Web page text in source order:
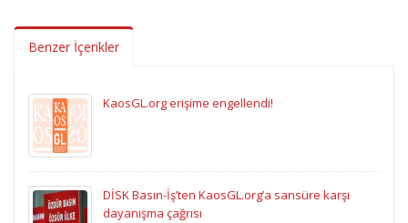
Benzer İçerikler
KaosGL.org erişime engellendi!
DİSK Basın-İş’ten KaosGL.org’a sansüre karşı
dayanışma çağrısı